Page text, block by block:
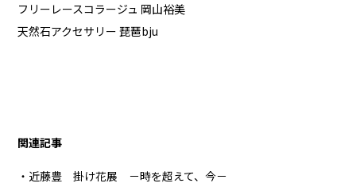
フリーレースコラージュ 岡山裕美
天然石アクセサリー 琵琶bju
関連記事
・近藤豊 掛け花展 －時を超えて、今－